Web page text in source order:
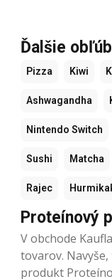
Ďalšie
Pizza Kiwi
Ashwagandha
Nintendo Switch
Sushi Matcha
Rajec
Proteínový
V obchode
tovarov.
produkt